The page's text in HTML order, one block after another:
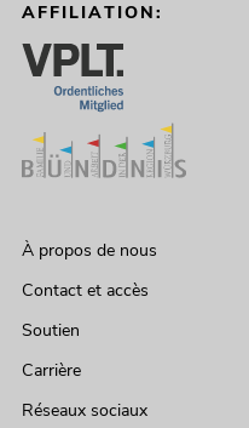
AFFILIATION:
À propos de nous
Contact et accès
Soutien
Carrière
Réseaux sociaux